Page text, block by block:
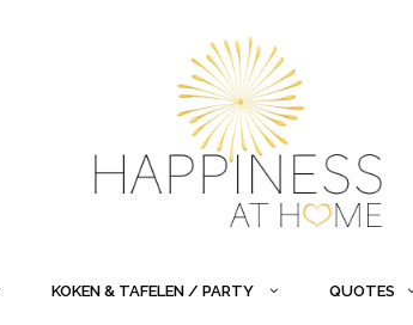
KOKEN & TAFELEN / PARTY QUOTES